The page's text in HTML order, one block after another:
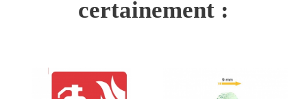
certainement :